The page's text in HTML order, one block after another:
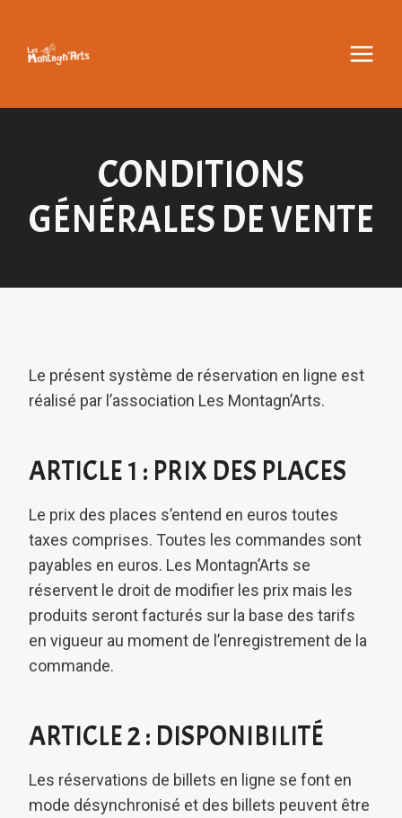
contenu
CONDITIONS
GÉNÉRALES DE VENTE
Le présent système de réservation en ligne est
réalisé par l’association Les Montagn’Arts.
ARTICLE 1 : PRIX DES PLACES
Le prix des places s’entend en euros toutes
taxes comprises. Toutes les commandes sont
payables en euros. Les Montagn’Arts se
réservent le droit de modifier les prix mais les
produits seront facturés sur la base des tarifs
en vigueur au moment de l’enregistrement de la
commande.
ARTICLE 2 : DISPONIBILITÉ
Les réservations de billets en ligne se font en
mode désynchronisé et des billets peuvent être